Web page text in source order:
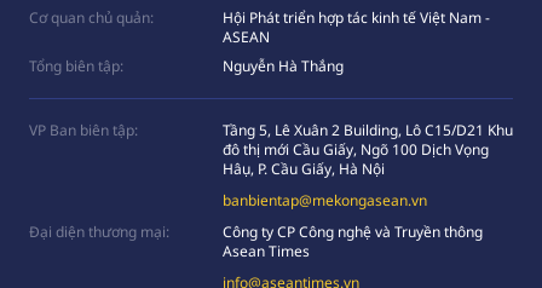
Cơ quan chủ quản:
Hội Phát triển hợp tác kinh tế Việt Nam -
ASEAN
Tổng biên tập:
Nguyễn Hà Thắng
VP Ban biên tập:
Tầng 5, Lê Xuân 2 Building, Lô C15/D21 Khu
đô thị mới Cầu Giấy, Ngõ 100 Dịch Vọng
Hâụ, P. Cầu Giấy, Hà Nội
banbientap@mekongasean.vn
Đại diện thương mại:
Công ty CP Công nghệ và Truyền thông
Asean Times
info@aseantimes.vn